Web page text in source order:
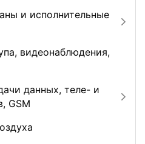
и исполнительные
видеонаблюдения,
данных, теле- и
GSM